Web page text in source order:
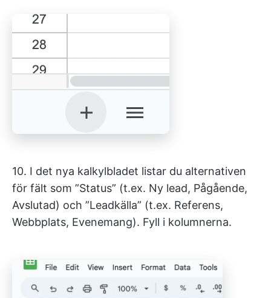
10. I det nya kalkylbladet listar du alternativen
för fält som ”Status” (t.ex. Ny lead, Pågående,
Avslutad) och ”Leadkälla” (t.ex. Referens,
Webbplats, Evenemang). Fyll i kolumnerna.